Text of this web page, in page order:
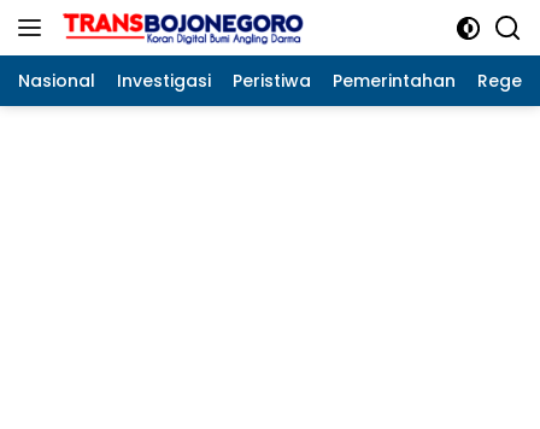
Langsung
Nasional Investigasi Peristiwa Pemerintahan